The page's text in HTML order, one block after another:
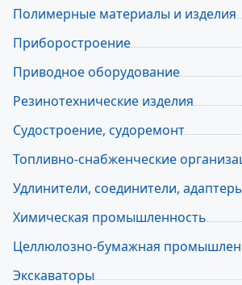
Полимерные материалы и изделия
Приборостроение
Приводное оборудование
Резинотехнические изделия
Судостроение, судоремонт
Топливно-снабженческие
Удлинители, соединители,
Химическая промышленность
Целлюлозно-бумажная
Экскаваторы